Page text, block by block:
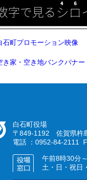
白石町役場
〒849-1192 佐賀県杵
電話 ：0952-84-2111
午前8時30分
土・日・祝日